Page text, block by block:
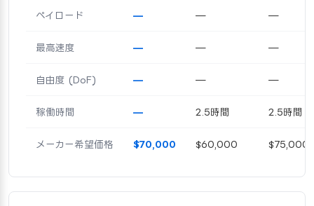
ペイロード — — —
最高速度 — — —
自由度 (DoF) — — —
稼働時間 — 2.5時間 2.5時間
メーカー希望価格 $70,000 $60,000 $75,000